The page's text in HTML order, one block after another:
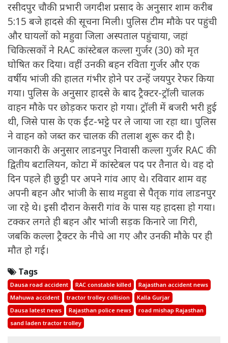
रसीदपुर चौकी प्रभारी जगदीश प्रसाद के अनुसार शाम करीब
5:15 बजे हादसे की सूचना मिली। पुलिस टीम मौके पर पहुंची
और घायलों को महुवा जिला अस्पताल पहुंचाया, जहां
चिकित्सकों ने RAC कांस्टेबल कल्ला गुर्जर (30) को मृत
घोषित कर दिया। वहीं उनकी बहन रविता गुर्जर और एक
वर्षीय भांजी की हालत गंभीर होने पर उन्हें जयपुर रेफर किया
गया। पुलिस के अनुसार हादसे के बाद ट्रैक्टर-ट्रॉली चालक
वाहन मौके पर छोड़कर फरार हो गया। ट्रॉली में बजरी भरी हुई
थी, जिसे पास के एक ईंट-भट्टे पर ले जाया जा रहा था। पुलिस
ने वाहन को जब्त कर चालक की तलाश शुरू कर दी है।
जानकारी के अनुसार लाडनपुर निवासी कल्ला गुर्जर RAC की
द्वितीय बटालियन, कोटा में कांस्टेबल पद पर तैनात थे। वह दो
दिन पहले ही छुट्टी पर अपने गांव आए थे। रविवार शाम वह
अपनी बहन और भांजी के साथ महुवा से पैतृक गांव लाडनपुर
जा रहे थे। इसी दौरान केसरी गांव के पास यह हादसा हो गया।
टक्कर लगते ही बहन और भांजी सड़क किनारे जा गिरी,
जबकि कल्ला ट्रैक्टर के नीचे आ गए और उनकी मौके पर ही
मौत हो गई।
Tags
Dausa road accident RAC constable killed
Rajasthan accident news
Mahuwa accident
tractor trolley collision
Kalla Gurjar
Dausa latest news
Rajasthan police news
road mishap Rajasthan
sand laden tractor trolley